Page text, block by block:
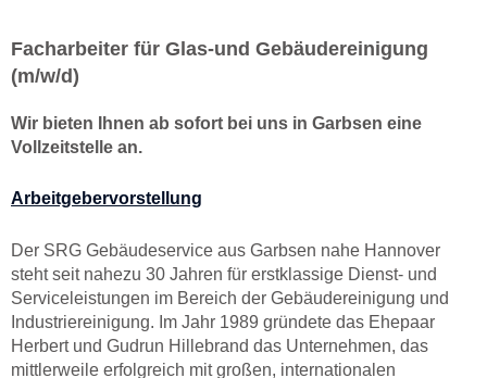
Facharbeiter für Glas-und Gebäudereinigung
(m/w/d)
Wir bieten Ihnen ab sofort bei uns in Garbsen eine
Vollzeitstelle an.
Arbeitgebervorstellung
Der SRG Gebäudeservice aus Garbsen nahe Hannover
steht seit nahezu 30 Jahren für erstklassige Dienst- und
Serviceleistungen im Bereich der Gebäudereinigung und
Industriereinigung. Im Jahr 1989 gründete das Ehepaar
Herbert und Gudrun Hillebrand das Unternehmen, das
mittlerweile erfolgreich mit großen, internationalen